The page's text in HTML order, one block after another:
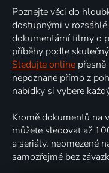
Poznejte věci do
dostupnými v rozsáhlé
dokumentární filmy o
příběhy podle
Sledujte online
nepoznané přímo z
nabídky si vybere
Kromě dokumentů na
můžete sledovat až
a seriály, neomezené
samozřejmě bez